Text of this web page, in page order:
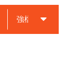
強檔動畫預告